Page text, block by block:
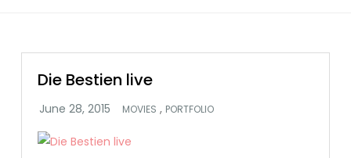
Die Bestien live
MOVIES , PORTFOLIO